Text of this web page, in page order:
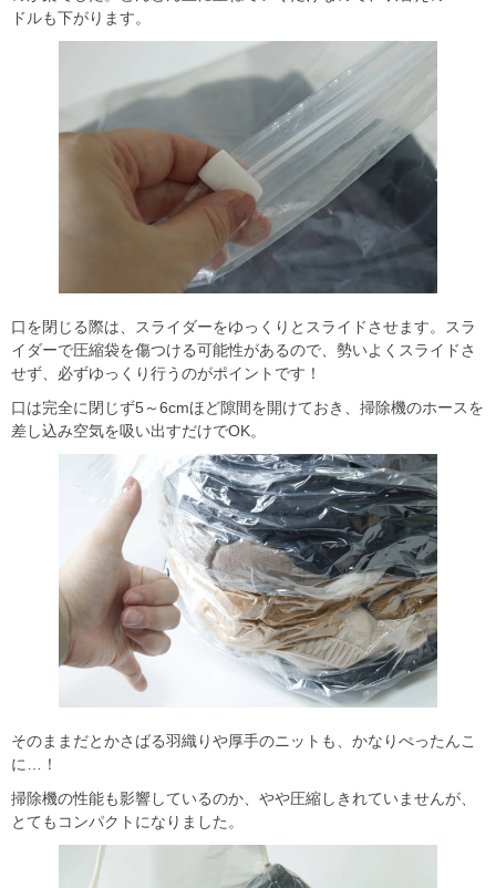
ドルも下がります。
口を閉じる際は、スライダーをゆっくりとスライドさせます。スラ
イダーで圧縮袋を傷つける可能性があるので、勢いよくスライドさ
せず、必ずゆっくり行うのがポイントです！
口は完全に閉じず5～6cmほど隙間を開けておき、掃除機のホースを
差し込み空気を吸い出すだけでOK。
そのままだとかさばる羽織りや厚手のニットも、かなりぺったんこ
に…！
掃除機の性能も影響しているのか、やや圧縮しきれていませんが、
とてもコンパクトになりました。